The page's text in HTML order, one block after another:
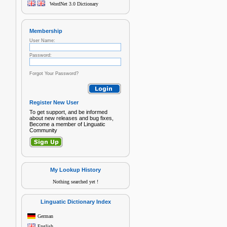
WordNet 3.0 Dictionary
Membership
User Name:
Password:
Forgot Your Password?
Register New User
To get support, and be informed
about new releases and bug fixes,
Become a member of Linguatic
Community
My Lookup History
Nothing searched yet !
Linguatic Dictionary Index
German